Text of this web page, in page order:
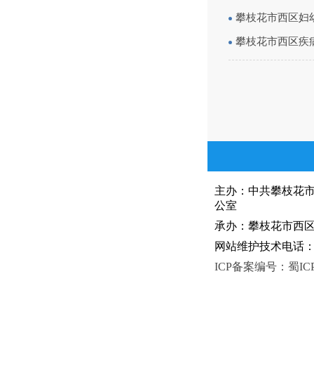
攀枝花市西区妇
攀枝花市西区疾
主办：中共攀枝
公室
承办：攀枝花市西
网站维护技术电话
ICP备案编号：蜀